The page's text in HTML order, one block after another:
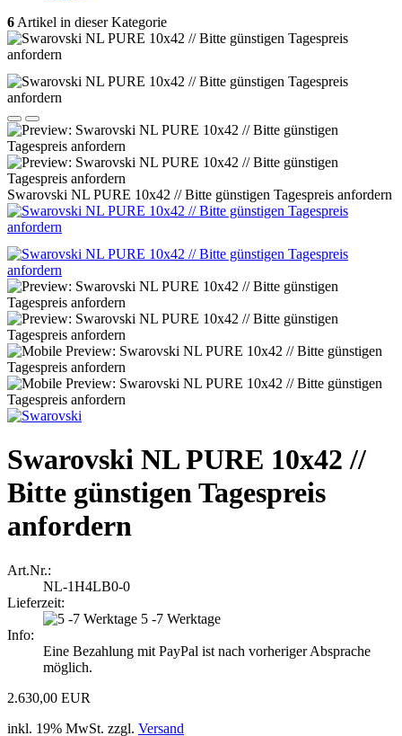
6 Artikel in dieser Kategorie
Swarovski NL PURE 10x42 // Bitte günstigen Tagespreis anfordern
Swarovski NL PURE 10x42 //
Bitte günstigen Tagespreis
anfordern
Art.Nr.:
NL-1H4LB0-0
Lieferzeit:
5 -7 Werktage
Info:
Eine Bezahlung mit PayPal ist nach vorheriger Absprache
möglich.
2.630,00 EUR
inkl. 19% MwSt. zzgl. Versand